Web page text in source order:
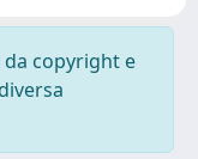
copyright e